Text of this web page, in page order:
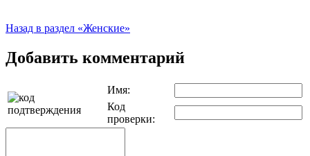
Назад в раздел «Женские»
Добавить комментарий
Имя:
Код
проверки: